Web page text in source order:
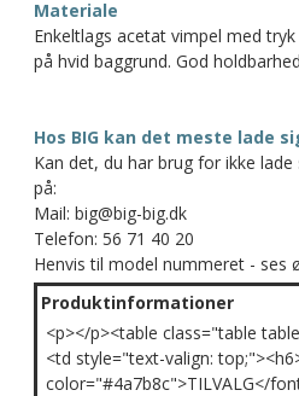
Materiale
Enkeltlags acetat vimpel med
på hvid baggrund. God holdbarhed
Hos BIG kan det meste lade
Kan det, du har brug for ikke
på:
Mail: big@big-big.dk
Telefon: 56 71 40 20
Henvis til model nummeret - ses
Produktinformationer
<p></p><table class="table
<td style="text-valign:
color="#4a7b8c">TILVALG</